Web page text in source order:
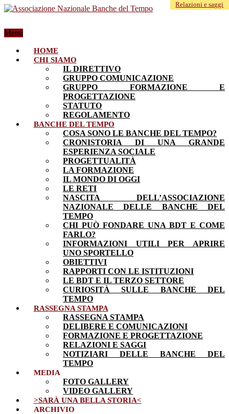
Menu
HOME
CHI SIAMO
IL DIRETTIVO
GRUPPO COMUNICAZIONE
GRUPPO FORMAZIONE E
PROGETTAZIONE
STATUTO
REGOLAMENTO
BANCHE DEL TEMPO
COSA SONO LE BANCHE DEL TEMPO?
CRONISTORIA DI UNA GRANDE
ESPERIENZA SOCIALE
PROGETTUALITÀ
LA FORMAZIONE
IL MONDO DI OGGI
LE RETI
NASCITA DELL’ASSOCIAZIONE
NAZIONALE DELLE BANCHE DEL
TEMPO
CHI PUÒ FONDARE UNA BDT E COME
FARLO?
INFORMAZIONI UTILI PER APRIRE
UNO SPORTELLO
OBIETTIVI
RAPPORTI CON LE ISTITUZIONI
LE BDT E IL TERZO SETTORE
CURIOSITÀ SULLE BANCHE DEL
TEMPO
RASSEGNA STAMPA
RASSEGNA STAMPA
DELIBERE E COMUNICAZIONI
FORMAZIONE E PROGETTAZIONE
RELAZIONI E SAGGI
NOTIZIARI DELLE BANCHE DEL
TEMPO
MEDIA
FOTO GALLERY
VIDEO GALLERY
>SARÀ UNA BELLA STORIA<
ARCHIVIO
Relazioni e saggi